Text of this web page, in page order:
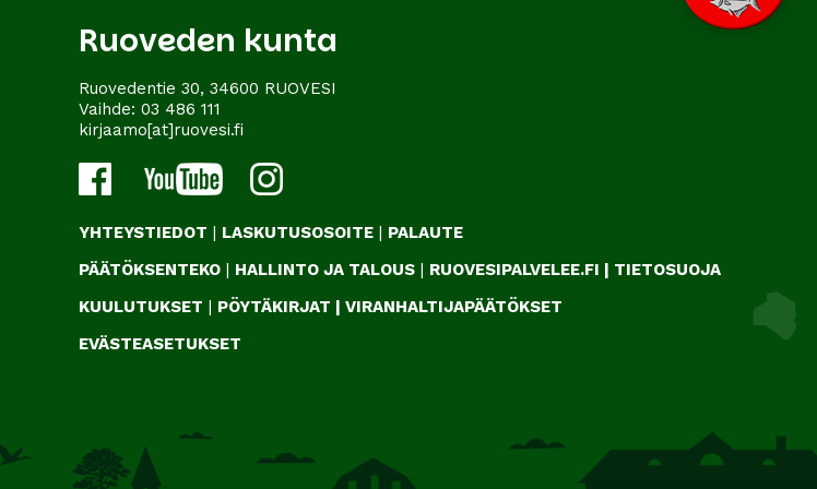
Ruoveden kunta
Ruovedentie 30, 34600 RUOVESI
Vaihde: 03 486 111
kirjaamo[at]ruovesi.fi
YHTEYSTIEDOT | LASKUTUSOSOITE | PALAUTE
PÄÄTÖKSENTEKO | HALLINTO JA TALOUS | RUOVESIPALVELEE.FI | TIETOSUOJA
KUULUTUKSET | PÖYTÄKIRJAT | VIRANHALTIJAPÄÄTÖKSET
EVÄSTEASETUKSET